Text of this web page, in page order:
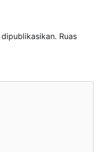
Ruas